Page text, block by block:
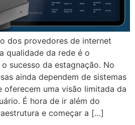
dos provedores de internet
qualidade da rede é o
sucesso da estagnação. No
ainda dependem de sistemas
oferecem uma visão limitada da
É hora de ir além do
e começar a […]